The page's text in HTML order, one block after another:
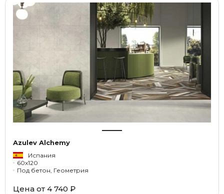
Azulev Alchemy
Испания
60x120
Под бетон, Геометрия
Цена от 4 740 ₽